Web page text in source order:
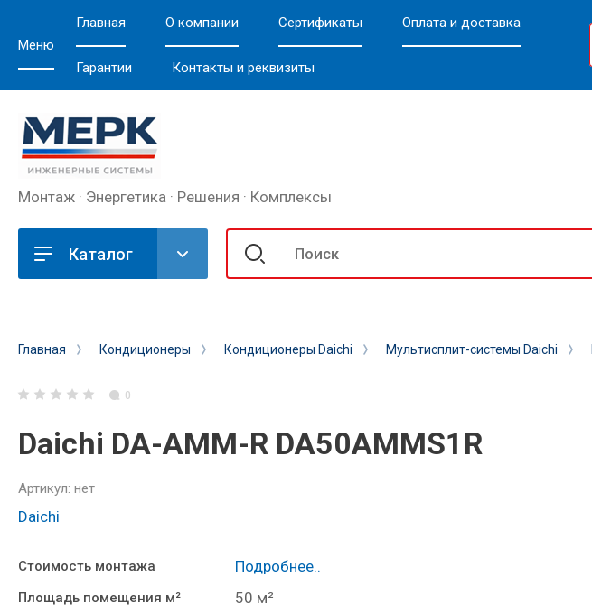
Меню
Главная О компании Сертификаты Оплата и доставка
Гарантии Контакты и реквизиты
Монтаж · Энергетика · Решения · Комплексы
Каталог
Главная Кондиционеры Кондиционеры Daichi Мультисплит-системы Daichi
0
Daichi DA-AMM-R DA50AMMS1R
Артикул: нет
Daichi
Стоимость монтажа Подробнее..
Площадь помещения м² 50 м²